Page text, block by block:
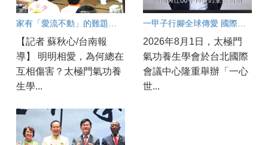
家有「愛流不動」的難題？破解親子溝通冰河期良方大公開！
【記者 蘇秋心/台南報
導】 明明相愛，為何總在
互相傷害？太極門氣功養
生學...
一甲子行腳全球傳愛 國際領袖齊聚見證「一心世界」 太極門氣功養生學會60週年慶 環北實況連線
2026年8月1日，太極門
氣功養生學會於台北國際
會議中心隆重舉辦「一心
世...